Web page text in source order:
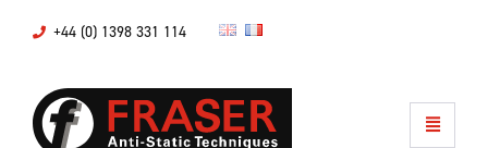
+44 (0) 1398 331 114